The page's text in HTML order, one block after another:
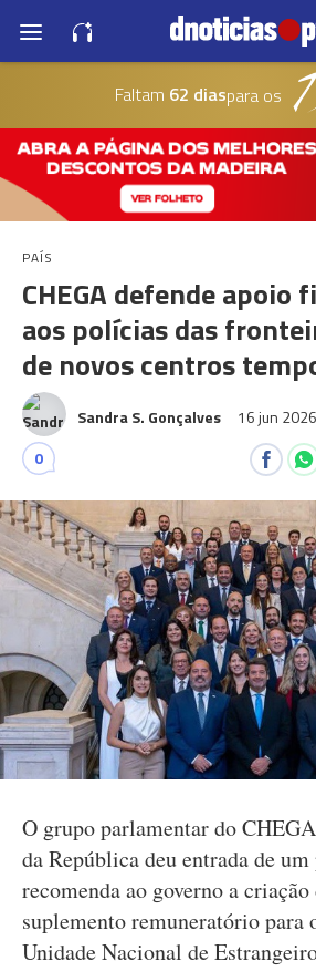
Faltam 62 diaspara os
PAÍS
CHEGA defende apoio
aos polícias das
de novos centros
Sandra S. Gonçalves 16 jun 2026
0
O grupo parlamentar do
da República deu entrada de
recomenda ao governo a
suplemento remuneratório para
Unidade Nacional de